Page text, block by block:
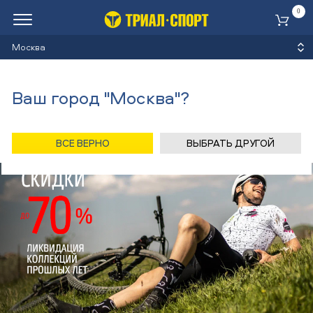
Москва
0
Ваш город "Москва"?
ВСЕ ВЕРНО ВЫБРАТЬ ДРУГОЙ